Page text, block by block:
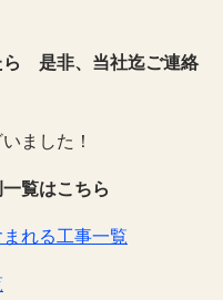
ら 是非、当社迄ご連絡
ました！
覧はこちら
れる工事一覧